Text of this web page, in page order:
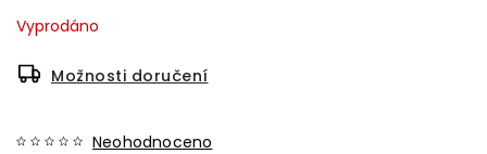
Vyprodáno
Možnosti doručení
Neohodnoceno